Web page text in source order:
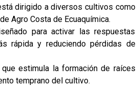
dirigido a diversos cultivos como
Agro Costa de Ecuaquímica.
para activar las respuestas
rápida y reduciendo pérdidas de
estimula la formación de raíces
temprano del cultivo.